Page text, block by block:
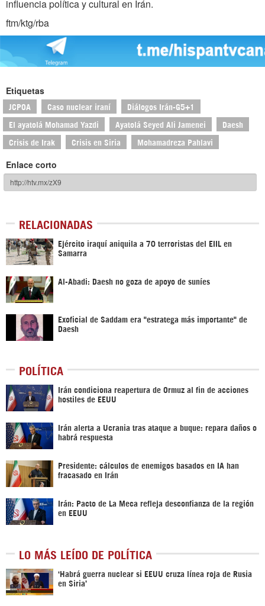
influencia política y cultural en Irán.
ftm/ktg/rba
Etiquetas
JCPOA Caso nuclear iraní Diálogos Irán-G5+1
El ayatolá Mohamad Yazdi Ayatolá Seyed Ali Jamenei Daesh
Crisis de Irak Crisis en Siria Mohamadreza Pahlavi
Enlace corto
RELACIONADAS
Ejército iraquí aniquila a 70 terroristas del EIIL en
Samarra
Al-Abadi: Daesh no goza de apoyo de suníes
Exoficial de Saddam era "estratega más importante" de
Daesh
POLÍTICA
Irán condiciona reapertura de Ormuz al fin de acciones
hostiles de EEUU
Irán alerta a Ucrania tras ataque a buque: repara daños o
habrá respuesta
Presidente: cálculos de enemigos basados en IA han
fracasado en Irán
Irán: Pacto de La Meca refleja desconfianza de la región
en EEUU
LO MÁS LEÍDO DE POLÍTICA
‎‘Habrá guerra nuclear si EEUU cruza línea roja de Rusia
en Siria’‎